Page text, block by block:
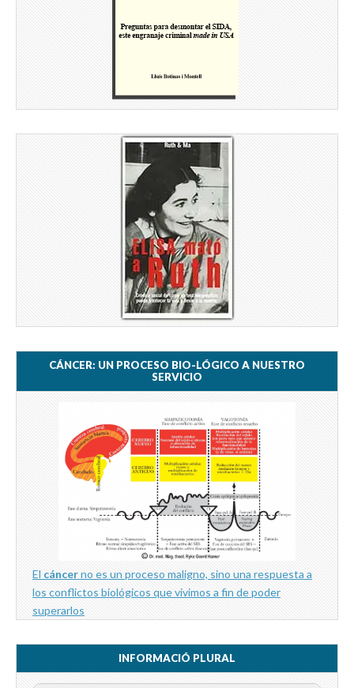
CÁNCER: UN PROCESO BIO-LÓGICO A NUESTRO
SERVICIO
El cáncerno es un proceso maligno, sino una respuesta a
los conflictos biológicos que vivimos a fin de poder
superarlos
INFORMACIÓ PLURAL